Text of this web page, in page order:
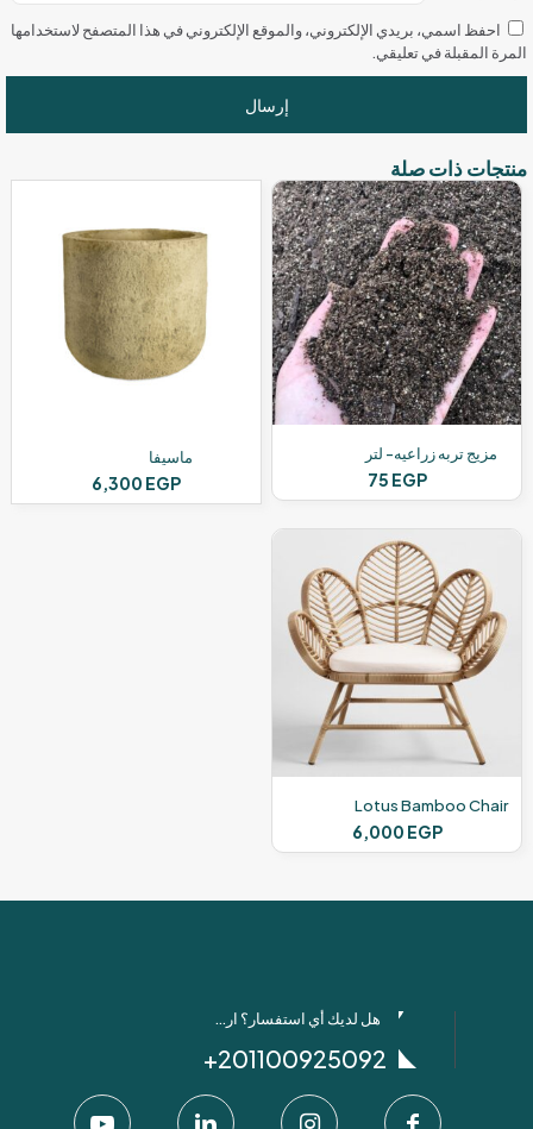
احفظ اسمي، بريدي الإلكتروني، والموقع الإلكتروني في هذا المتصفح لاستخدامها
المرة المقبلة في تعليقي.
منتجات ذات صلة
مزيج تربه زراعيه- لتر
75 EGP
ماسيفا
6,300 EGP
Lotus Bamboo Chair
6,000 EGP
هل لديك أي استفسار؟ ارسل لنا عبر واتساب!
201100925092+